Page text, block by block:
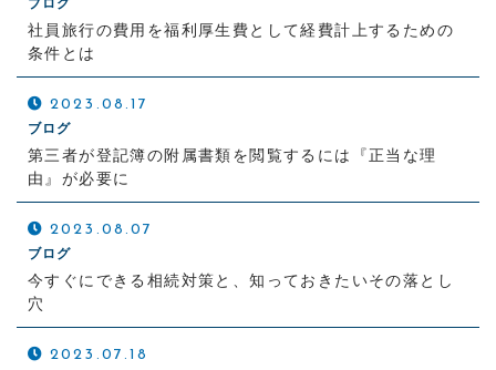
ブログ
社員旅行の費用を福利厚生費として経費計上するための
条件とは
2023.08.17
ブログ
第三者が登記簿の附属書類を閲覧するには『正当な理
由』が必要に
2023.08.07
ブログ
今すぐにできる相続対策と、知っておきたいその落とし
穴
2023.07.18